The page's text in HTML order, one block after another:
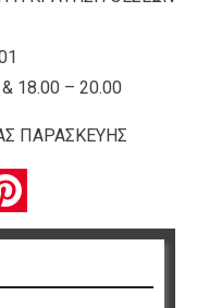
18.00 – 20.00
ΠΑΡΑΣΚΕΥΗΣ